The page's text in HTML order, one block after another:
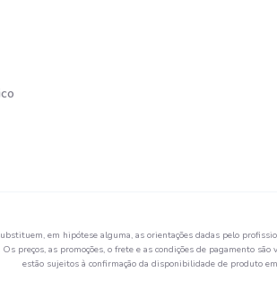
em hipótese alguma, as orientações dadas pelo
preços, as promoções, o frete e as condições de pagamento
estão sujeitos à confirmação da disponibilidade de produto